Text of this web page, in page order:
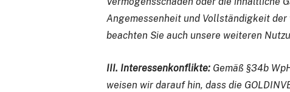
Angemessenheit und Vollständigkeit
beachten Sie auch unsere weiteren
III. Interessenkonflikte: Gemäß §34b
weisen wir darauf hin, dass die